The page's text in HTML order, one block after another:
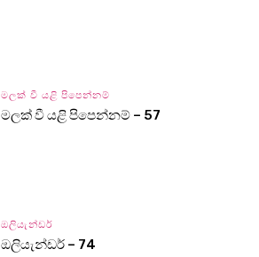
මලක් වී යළි පිපෙන්නම්
මලක් වී යළි පිපෙන්නම් – 57
ඔලියැන්ඩර්
ඔලියැන්ඩර් – 74